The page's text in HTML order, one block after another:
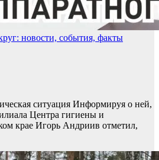
новости, события, факты
ситуация Информируя о ней,
Центра гигиены и
крае Игорь Андриив отметил,